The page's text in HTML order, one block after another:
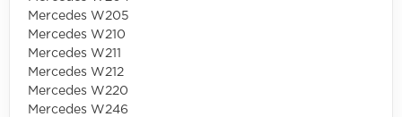
Mercedes W205
Mercedes W210
Mercedes W211
Mercedes W212
Mercedes W220
Mercedes W246